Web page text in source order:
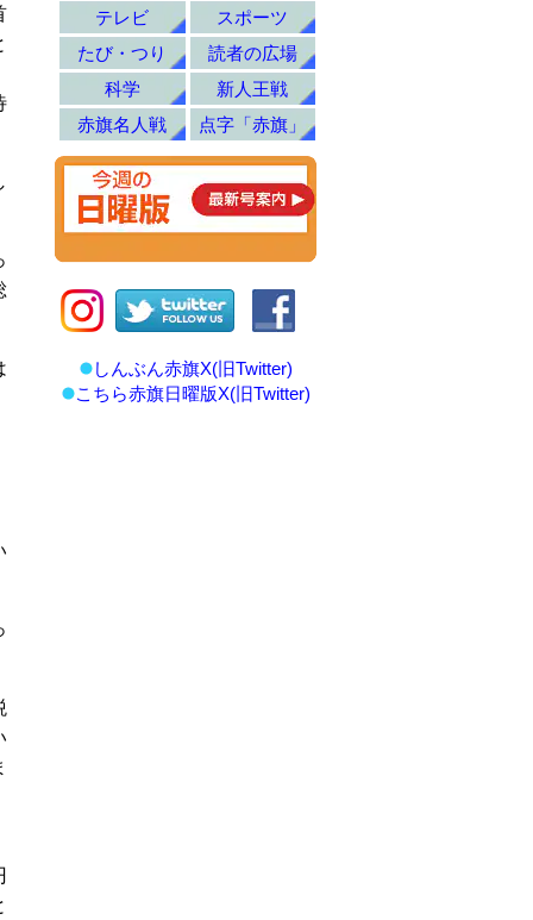
テレビ
スポーツ
たび・つり
読者の広場
科学
新人王戦
赤旗名人戦
点字「赤旗」
しんぶん赤旗X(旧Twitter)
こちら赤旗日曜版X(旧Twitter)